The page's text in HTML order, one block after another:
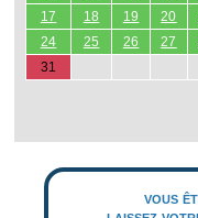
17
18 19 20
24
25 26 27
31
vous